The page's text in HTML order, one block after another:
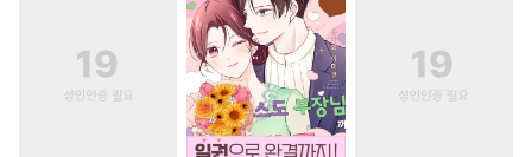
#연하공
개그/코믹
능글공
대형견공 첫사랑 #촉수
#장발
#부부
#
#
환생물
#판타지/SF # 소년
#육아물